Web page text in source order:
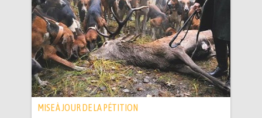
MISE À JOUR DE LA PÉTITION